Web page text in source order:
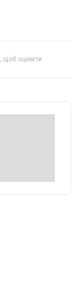
, щоб оцінити